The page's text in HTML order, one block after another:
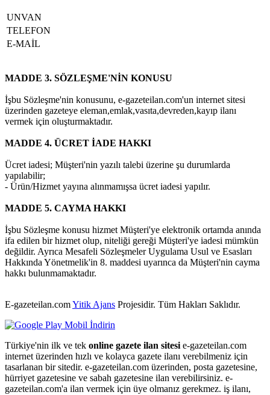
UNVAN
TELEFON
E-MAİL
MADDE 3. SÖZLEŞME'NİN KONUSU
İşbu Sözleşme'nin konusunu, e-gazeteilan.com'un internet sitesi
üzerinden gazeteye eleman,emlak,vasıta,devreden,kayıp ilanı
vermek için oluşturmaktadır.
MADDE 4. ÜCRET İADE HAKKI
Ücret iadesi; Müşteri'nin yazılı talebi üzerine şu durumlarda
yapılabilir;
- Ürün/Hizmet yayına alınmamışsa ücret iadesi yapılır.
MADDE 5. CAYMA HAKKI
İşbu Sözleşme konusu hizmet Müşteri'ye elektronik ortamda anında
ifa edilen bir hizmet olup, niteliği gereği Müşteri'ye iadesi mümkün
değildir. Ayrıca Mesafeli Sözleşmeler Uygulama Usul ve Esasları
Hakkında Yönetmelik'in 8. maddesi uyarınca da Müşteri'nin cayma
hakkı bulunmamaktadır.
E-gazeteilan.comYitik Ajans Projesidir. Tüm Hakları Saklıdır.
Türkiye'nin ilk ve tek online gazete ilan sitesi e-gazeteilan.com
internet üzerinden hızlı ve kolayca gazete ilanı verebilmeniz için
tasarlanan bir sitedir. e-gazeteilan.com üzerinden, posta gazetesine,
hürriyet gazetesine ve sabah gazetesine ilan verebilirsiniz. e-
gazeteilan.com'a ilan vermek için üye olmanız gerekmez. iş ilanı,